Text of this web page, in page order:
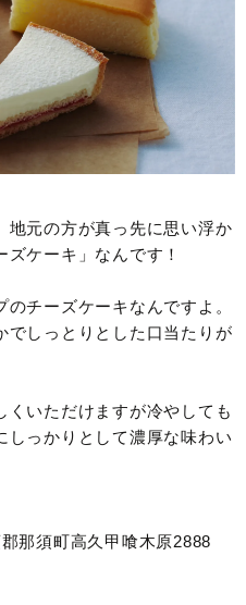
地元の方が真っ先に思い浮か
ケーキ」なんです！
チーズケーキなんですよ。
でしっとりとした口当たりが
くいただけますが冷やしても
しっかりとして濃厚な味わい
那須町高久甲喰木原2888